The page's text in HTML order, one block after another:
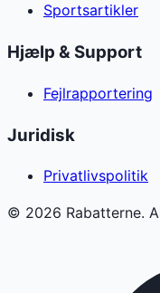
Sportsartikler
Hjælp & Support
Fejlrapportering
Juridisk
Privatlivspolitik
© 2026 Rabatterne.